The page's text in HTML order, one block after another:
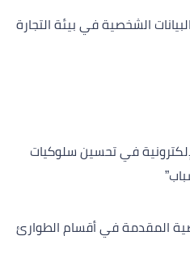
الشخصية في بيئة التجارة
في تحسين سلوكيات
المقدمة في أقسام الطوارئ